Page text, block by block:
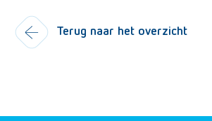
Terug naar het overzicht